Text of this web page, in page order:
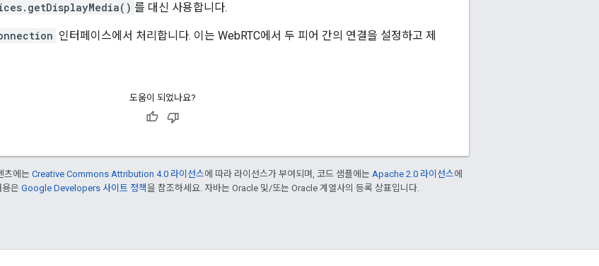
를 대신 사용합니다.
인터페이스에서 처리합니다. 이는 WebRTC에서 두 피어 간의 연결을 설정하고 제
도움이 되었나요?
츠에는 Creative Commons Attribution 4.0 라이선스에 따라 라이선스가 부여되며, 코드 샘플에는 Apache 2.0 라이선스에
은 Google Developers 사이트 정책을 참조하세요. 자바는 Oracle 및/또는 Oracle 계열사의 등록 상표입니다.